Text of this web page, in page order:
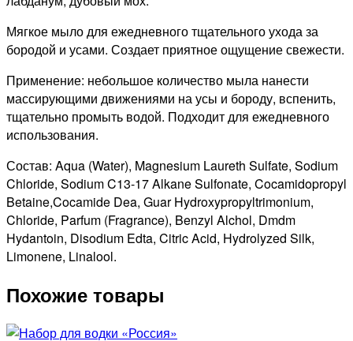
Мягкое мыло для ежедневного тщательного ухода за
бородой и усами. Создает приятное ощущение свежести.
Применение: небольшое количество мыла нанести
массирующими движениями на усы и бороду, вспенить,
тщательно промыть водой. Подходит для ежедневного
использования.
Состав: Aqua (Water), Magnesium Laureth Sulfate, Sodium
Chloride, Sodium C13-17 Alkane Sulfonate, Cocamidopropyl
Betaine,Cocamide Dea, Guar Hydroxypropyltrimonium,
Chloride, Parfum (Fragrance), Benzyl Alchol, Dmdm
Hydantoin, Disodium Edta, Citric Acid, Hydrolyzed Silk,
Limonene, Linalool.
Похожие товары